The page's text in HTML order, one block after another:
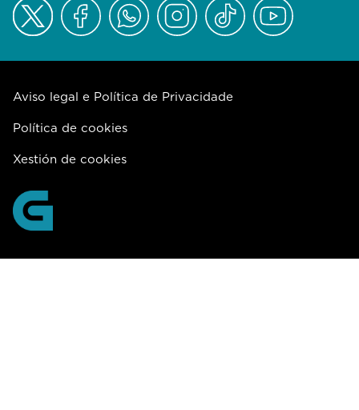
Aviso legal e Política de Privacidade
Política de cookies
Xestión de cookies